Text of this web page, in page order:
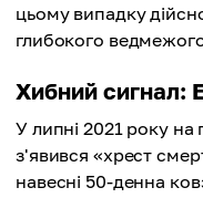
цьому випадку
глибокого
Хибний сигнал:
У липні 2021 року на
з'явився «хрест
навесні 50-денна